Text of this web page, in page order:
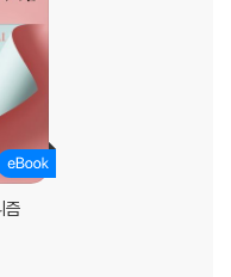
즘